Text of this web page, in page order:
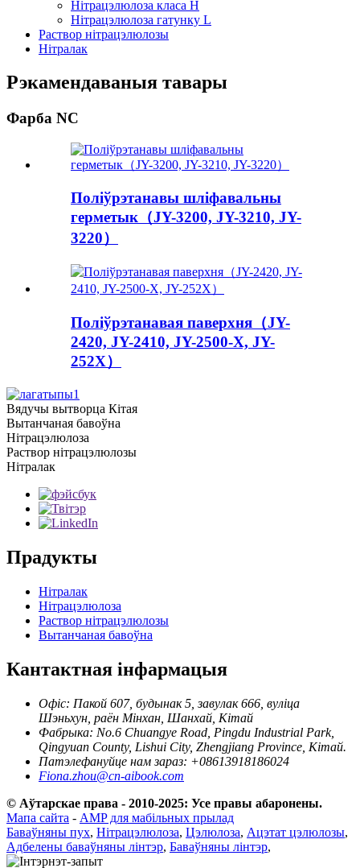
Нітрацэлюлоза класа H
Нітрацэлюлоза гатунку L
Раствор нітрацэлюлозы
Нітралак
Рэкамендаваныя тавары
Фарба NC
Поліўрэтанавы шліфавальны
герметык（JY-3200, JY-3210, JY-
3220）
Поліўрэтанавая паверхня（JY-
2420, JY-2410, JY-2500-X, JY-
252X）
Вядучы вытворца Кітая
Вытанчаная бавоўна
Нітрацэлюлоза
Раствор нітрацэлюлозы
Нітралак
Прадукты
Нітралак
Нітрацэлюлоза
Раствор нітрацэлюлозы
Вытанчаная бавоўна
Кантактная інфармацыя
Офіс: Пакой 607, будынак 5, завулак 666, вуліца
Шэньхун, раён Мінхан, Шанхай, Кітай
Фабрыка: No.6 Chuangye Road, Pingdu Industrial Park,
Qingyuan County, Lishui City, Zhengjiang Province, Кітай.
Патэлефануйце нам зараз: +08613918186024
Fiona.zhou@cn-aibook.com
© Аўтарскае права - 2010-2025: Усе правы абаронены.
Мапа сайта - AMP для мабільных прылад
Баваўняны пух, Нітрацэлюлоза, Цэлюлоза, Ацэтат цэлюлозы,
Адбелены баваўняны лінтэр, Баваўняны лінтэр,